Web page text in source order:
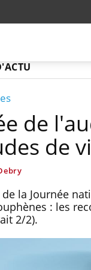
de
de
la Journée
: les
2/2).